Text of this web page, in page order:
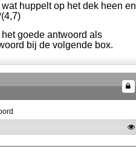
huppelt op het dek heen en
goede antwoord als
bij de volgende box.